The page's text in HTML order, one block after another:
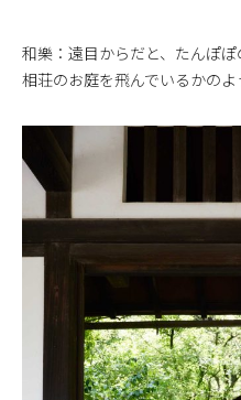
和樂：遠目からだと、たんぽ
相荘のお庭を飛んでいるかのよ